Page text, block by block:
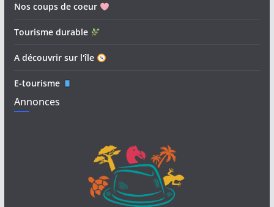
Nos coups de coeur
Tourisme durable
A découvrir sur l'île
E-tourisme
Annonces